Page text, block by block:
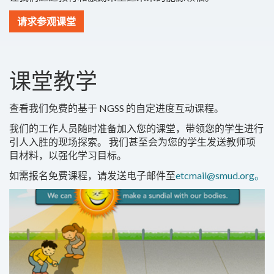
请求参观课堂
课堂教学
查看我们免费的基于 NGSS 的自定进度互动课程。
我们的工作人员随时准备加入您的课堂，带领您的学生进行
引人入胜的现场探索。 我们甚至会为您的学生发送教师项
目材料，以强化学习目标。
如需报名免费课程，请发送电子邮件至etcmail@smud.org。